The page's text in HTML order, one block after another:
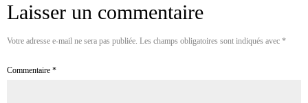
Laisser un commentaire
Votre adresse e-mail ne sera pas publiée. Les champs obligatoires sont indiqués avec *
Commentaire *